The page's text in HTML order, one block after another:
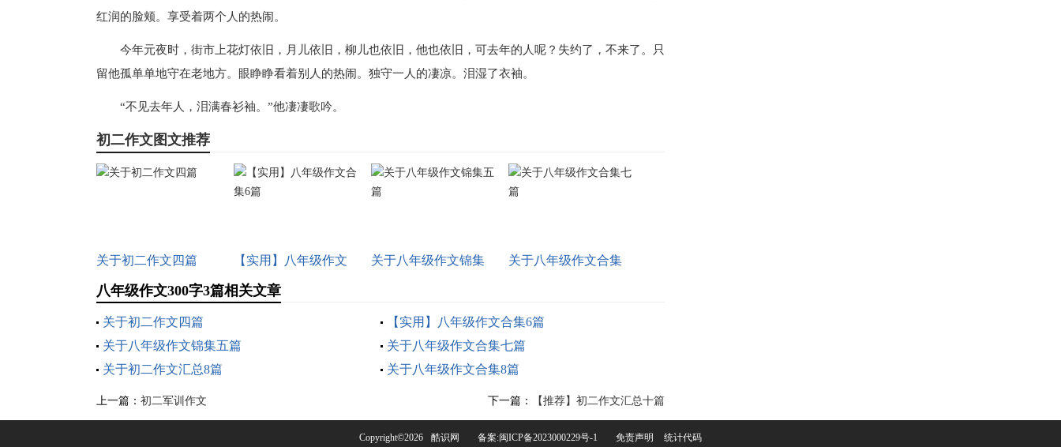
红润的脸颊。享受着两个人的热闹。
今年元夜时，街市上花灯依旧，月儿依旧，柳儿也依旧，他也依旧，可去年的人呢？失约了，不来了。只
留他孤单单地守在老地方。眼睁睁看着别人的热闹。独守一人的凄凉。泪湿了衣袖。
“不见去年人，泪满春衫袖。”他凄凄歌吟。
初二作文图文推荐
关于初二作文四篇
【实用】八年级作文
合集6篇
关于八年级作文锦集
关于八年级作文合集
八年级作文300字3篇相关文章
关于初二作文四篇
【实用】八年级作文合集6篇
关于八年级作文锦集五篇
关于八年级作文合集七篇
关于初二作文汇总8篇
关于八年级作文合集8篇
上一篇： 初二军训作文 下一篇： 【推荐】初二作文汇总十篇
Copyright©2026 酷识网 备案:闽ICP备2023000229号-1 免责声明 统计代码